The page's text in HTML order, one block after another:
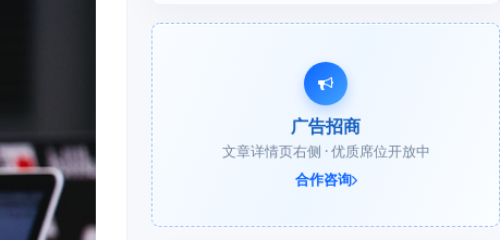
广告招商
文章详情页右侧 · 优质席位开放中
合作咨询